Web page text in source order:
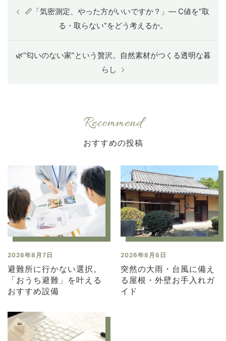
📏「気密測定、やった方がいいですか？」― C値を“取
る・取らない”をどう考えるか。
🌿“匂いのない家”という贅沢。自然素材がつくる透明な暮
らし
Recommend
2026年8月7日
避難所に行かない選択。
「おうち避難」を叶える
おすすめ設備
2026年8月6日
突然の大雨・台風に備え
る屋根・外壁お手入れガ
イド